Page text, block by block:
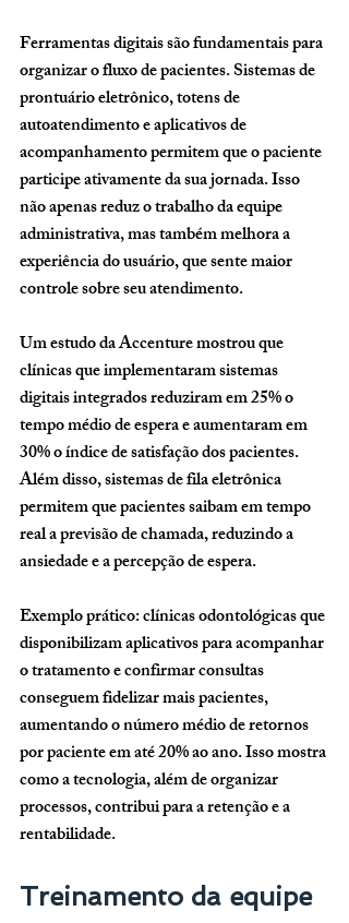
Ferramentas digitais são fundamentais para
organizar o fluxo de pacientes. Sistemas de
prontuário eletrônico, totens de
autoatendimento e aplicativos de
acompanhamento permitem que o paciente
participe ativamente da sua jornada. Isso
não apenas reduz o trabalho da equipe
administrativa, mas também melhora a
experiência do usuário, que sente maior
controle sobre seu atendimento.
Um estudo da Accenture mostrou que
clínicas que implementaram sistemas
digitais integrados reduziram em 25% o
tempo médio de espera e aumentaram em
30% o índice de satisfação dos pacientes.
Além disso, sistemas de fila eletrônica
permitem que pacientes saibam em tempo
real a previsão de chamada, reduzindo a
ansiedade e a percepção de espera.
Exemplo prático: clínicas odontológicas que
disponibilizam aplicativos para acompanhar
o tratamento e confirmar consultas
conseguem fidelizar mais pacientes,
aumentando o número médio de retornos
por paciente em até 20% ao ano. Isso mostra
como a tecnologia, além de organizar
processos, contribui para a retenção e a
rentabilidade.
Treinamento da equipe